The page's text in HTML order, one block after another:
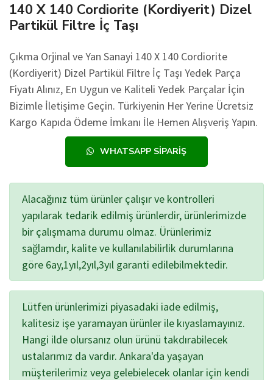
140 X 140 Cordiorite (Kordiyerit) Dizel
Partikül Filtre İç Taşı
Çıkma Orjinal ve Yan Sanayi 140 X 140 Cordiorite
(Kordiyerit) Dizel Partikül Filtre İç Taşı Yedek Parça
Fiyatı Alınız, En Uygun ve Kaliteli Yedek Parçalar İçin
Bizimle İletişime Geçin. Türkiyenin Her Yerine Ücretsiz
Kargo Kapıda Ödeme İmkanı İle Hemen Alışveriş Yapın.
WHATSAPP SIPARIŞ
Alacağınız tüm ürünler çalışır ve kontrolleri
yapılarak tedarik edilmiş ürünlerdir, ürünlerimizde
bir çalışmama durumu olmaz. Ürünlerimiz
sağlamdır, kalite ve kullanılabilirlik durumlarına
göre 6ay,1yıl,2yıl,3yıl garanti edilebilmektedir.
Lütfen ürünlerimizi piyasadaki iade edilmiş,
kalitesiz işe yaramayan ürünler ile kıyaslamayınız.
Hangi ilde olursanız olun ürünü takdırabilecek
ustalarımız da vardır. Ankara'da yaşayan
müşterilerimiz veya gelebielecek olanlar için kendi